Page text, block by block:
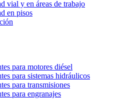
vial y en áreas de trabajo
en pisos
para motores diésel
para sistemas hidráulicos
para transmisiones
para engranajes